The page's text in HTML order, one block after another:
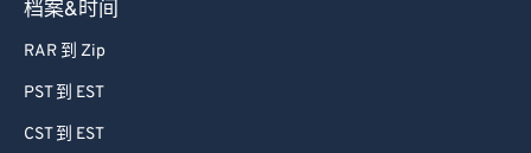
档案&时间
RAR 到 Zip
PST 到 EST
CST 到 EST